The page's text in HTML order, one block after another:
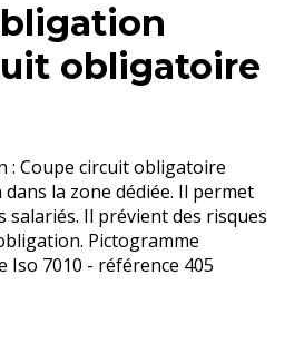
obligatoire
: Coupe circuit obligatoire
la zone dédiée. Il permet
salariés. Il prévient des risques
Pictogramme
7010 - référence 405